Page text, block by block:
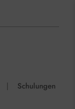
| Schulungen